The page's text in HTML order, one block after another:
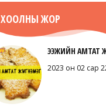
ХООЛНЫ ЖОР
ЭЭЖИЙН АМТАТ
2023 он 02 сар